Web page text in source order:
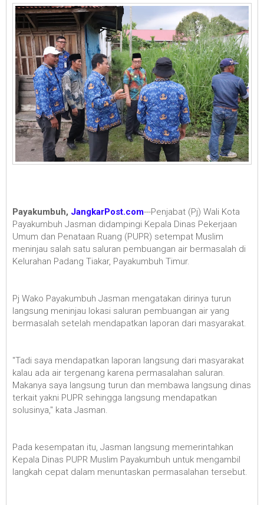
Payakumbuh, JangkarPost.com---Penjabat (Pj) Wali Kota
Payakumbuh Jasman didampingi Kepala Dinas Pekerjaan
Umum dan Penataan Ruang (PUPR) setempat Muslim
meninjau salah satu saluran pembuangan air bermasalah di
Kelurahan Padang Tiakar, Payakumbuh Timur.
Pj Wako Payakumbuh Jasman mengatakan dirinya turun
langsung meninjau lokasi saluran pembuangan air yang
bermasalah setelah mendapatkan laporan dari masyarakat.
"Tadi saya mendapatkan laporan langsung dari masyarakat
kalau ada air tergenang karena permasalahan saluran.
Makanya saya langsung turun dan membawa langsung dinas
terkait yakni PUPR sehingga langsung mendapatkan
solusinya," kata Jasman.
Pada kesempatan itu, Jasman langsung memerintahkan
Kepala Dinas PUPR Muslim Payakumbuh untuk mengambil
langkah cepat dalam menuntaskan permasalahan tersebut.